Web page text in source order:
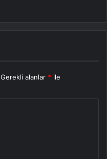
Gerekli alanlar * ile